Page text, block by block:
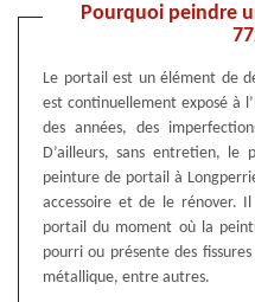
Pourquoi peindre
Le portail est un élément de
est continuellement exposé à
des années, des
D’ailleurs, sans entretien, le
peinture de portail à
accessoire et de le rénover.
portail du moment où la
pourri ou présente des
métallique, entre autres.